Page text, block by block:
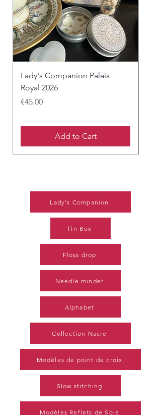
Lady's Companion Palais
Royal 2026
Price
€45.00
Add to Cart
Lady's Companion
Tin Box
Floss drop
Needle minder
Alphabet
Collection Nacre
Modèles de point de croix
Slow stitching
Modèles Reflets de Soie